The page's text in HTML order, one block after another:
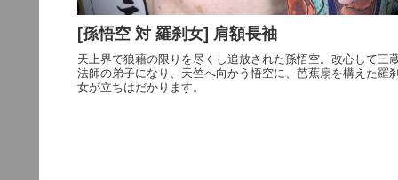
[孫悟空 対 羅刹女] 肩額長袖
天上界で狼藉の限りを尽くし追放された孫悟空。改心して三
法師の弟子になり、天竺へ向かう悟空に、芭蕉扇を構えた羅
女が立ちはだかります。